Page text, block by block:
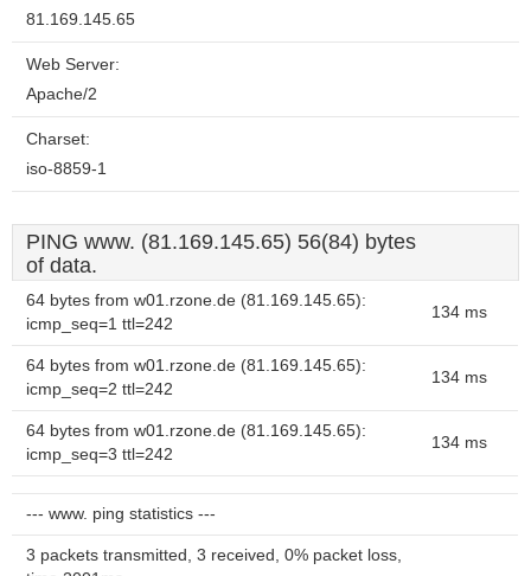
81.169.145.65
Web Server:
Apache/2
Charset:
iso-8859-1
PING www. (81.169.145.65) 56(84) bytes
of data.
64 bytes from w01.rzone.de (81.169.145.65):
icmp_seq=1 ttl=242
134 ms
64 bytes from w01.rzone.de (81.169.145.65):
icmp_seq=2 ttl=242
134 ms
64 bytes from w01.rzone.de (81.169.145.65):
icmp_seq=3 ttl=242
134 ms
--- www. ping statistics ---
3 packets transmitted, 3 received, 0% packet loss,